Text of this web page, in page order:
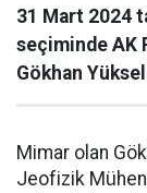
31 Mart 2024
seçiminde AK
Gökhan
Mimar olan
Jeofizik